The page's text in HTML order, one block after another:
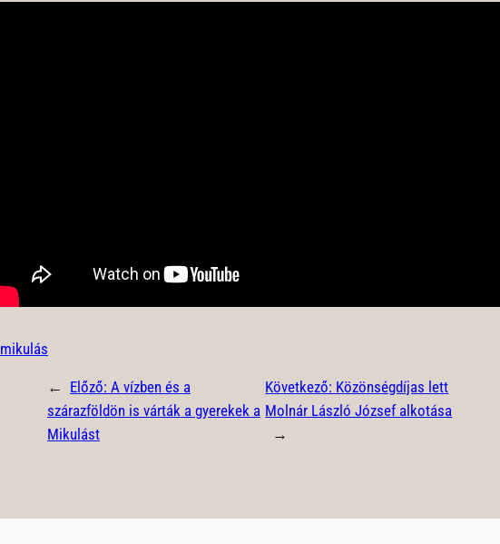
mikulás
← Előző: A vízben és a
szárazföldön is várták a gyerekek a
Mikulást
Következő: Közönségdíjas lett
Molnár László József alkotása
→